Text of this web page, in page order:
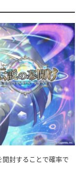
開封することで確率で